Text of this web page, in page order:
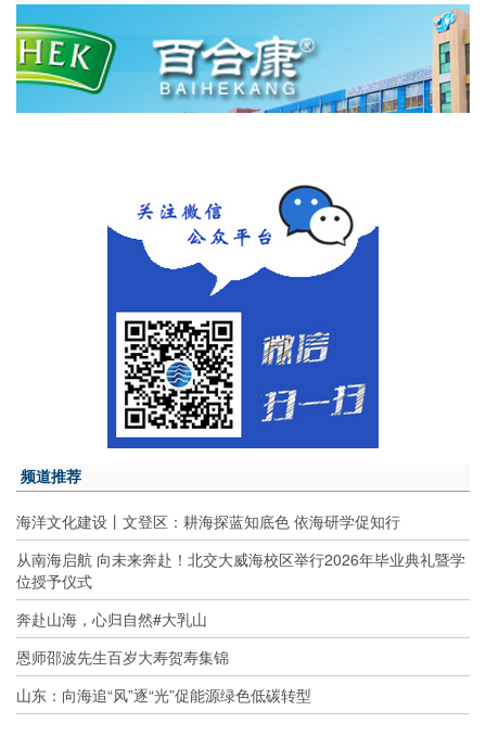
频道推荐
海洋文化建设丨文登区：耕海探蓝知底色 依海研学促知行
从南海启航 向未来奔赴！北交大威海校区举行2026年毕业典礼暨学
位授予仪式
奔赴山海，心归自然#大乳山
恩师邵波先生百岁大寿贺寿集锦
山东：向海追“风”逐“光”促能源绿色低碳转型